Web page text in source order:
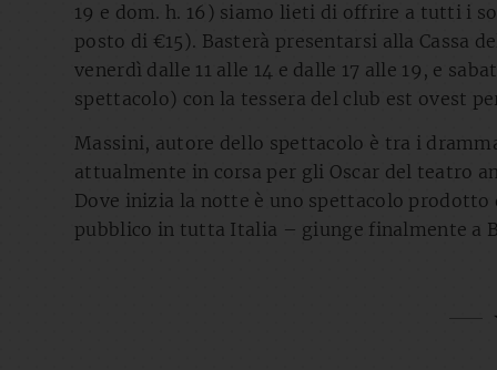
19 e dom. h. 16) siamo lieti di offrire a tutti i
posto di €15). Basterà presentarsi alla Cassa
venerdì dalle 11 alle 14 e dalle 17 alle 19, e
spettacolo) con la tessera del club est ovest
Massini, autore dello spettacolo è tra i
attualmente in corsa per gli Oscar del teatro
Dove inizia la notte è uno spettacolo
pubblico in tutta Italia – giunge finalmente a